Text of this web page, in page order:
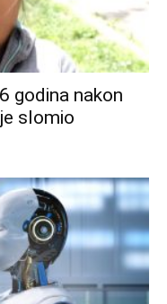
godina nakon
slomio